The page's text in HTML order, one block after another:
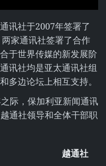
讯社于2007年签署了
家通讯社签署了合作
于世界传媒的新发展阶
讯社均是亚太通讯社组
多边论坛上相互支持。
际，保加利亚新闻通讯
通社领导和全体干部职
越通社